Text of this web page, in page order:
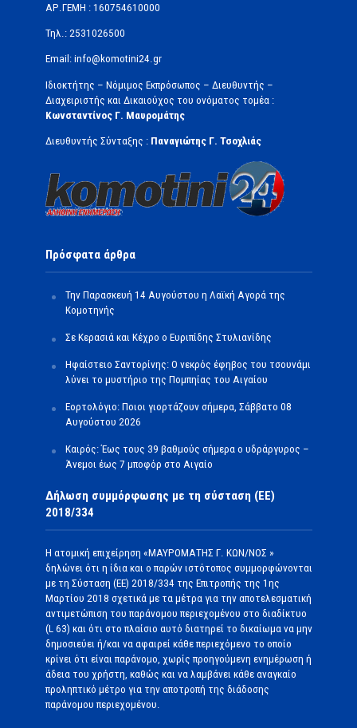
ΑΡ.ΓΕΜΗ : 160754610000
Τηλ.: 2531026500
Email: info@komotini24.gr
Ιδιοκτήτης – Νόμιμος Εκπρόσωπος – Διευθυντής –
Διαχειριστής και Δικαιούχος του ονόματος τομέα :
Κωνσταντίνος Γ. Μαυρομάτης
Διευθυντής Σύνταξης : Παναγιώτης Γ. Τσοχλιάς
Πρόσφατα άρθρα
Την Παρασκευή 14 Αυγούστου η Λαϊκή Αγορά της
Κομοτηνής
Σε Κερασιά και Κέχρο ο Ευριπίδης Στυλιανίδης
Ηφαίστειο Σαντορίνης: Ο νεκρός έφηβος του τσουνάμι
λύνει το μυστήριο της Πομπηίας του Αιγαίου
Εορτολόγιο: Ποιοι γιορτάζουν σήμερα, Σάββατο 08
Αυγούστου 2026
Καιρός: Έως τους 39 βαθμούς σήμερα ο υδράργυρος –
Άνεμοι έως 7 μποφόρ στο Αιγαίο
Δήλωση συμμόρφωσης με τη σύσταση (ΕΕ)
2018/334
Η ατομική επιχείρηση «ΜΑΥΡΟΜΑΤΗΣ Γ. ΚΩΝ/ΝΟΣ »
δηλώνει ότι η ίδια και ο παρών ιστότοπος συμμορφώνονται
με τη Σύσταση (ΕΕ) 2018/334 της Επιτροπής της 1ης
Μαρτίου 2018 σχετικά με τα μέτρα για την αποτελεσματική
αντιμετώπιση του παράνομου περιεχομένου στο διαδίκτυο
(L 63) και ότι στο πλαίσιο αυτό διατηρεί το δικαίωμα να μην
δημοσιεύει ή/και να αφαιρεί κάθε περιεχόμενο το οποίο
κρίνει ότι είναι παράνομο, χωρίς προηγούμενη ενημέρωση ή
άδεια του χρήστη, καθώς και να λαμβάνει κάθε αναγκαίο
προληπτικό μέτρο για την αποτροπή της διάδοσης
παράνομου περιεχομένου.